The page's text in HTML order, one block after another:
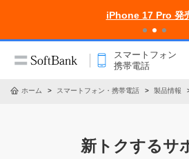
iPhone 17 Pro 発
スマートフォン
携帯電話
ホーム スマートフォン・携帯電話 製品情報
新トクするサ